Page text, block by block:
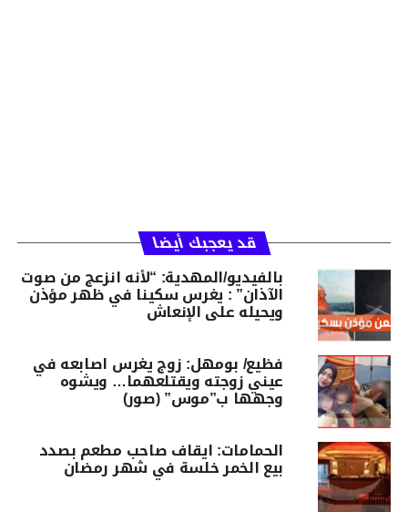
قد يعجبك أيضا
بالفيديو/المهدية: “لأنه انزعج من صوت
الآذان” : يغرس سكينا في ظهر مؤذن
ويحيله على الإنعاش
فظيع/ بومهل: زوج يغرس اصابعه في
عيني زوجته ويقتلعهما… ويشوه
وجهها ب”موس” (صور)
الحمامات: ايقاف صاحب مطعم بصدد
بيع الخمر خلسة في شهر رمضان‎